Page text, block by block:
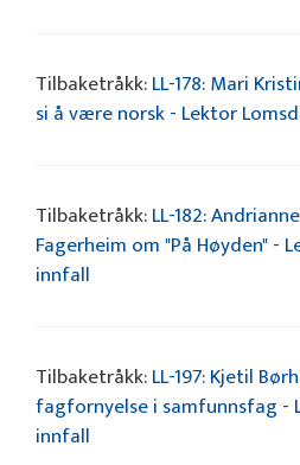
Tilbaketråkk:LL-178: Mari
si å være norsk - Lektor
Tilbaketråkk:LL-182:
Fagerheim om "På Høyden" -
innfall
Tilbaketråkk:LL-197: Kjetil
fagfornyelse i samfunnsfag -
innfall